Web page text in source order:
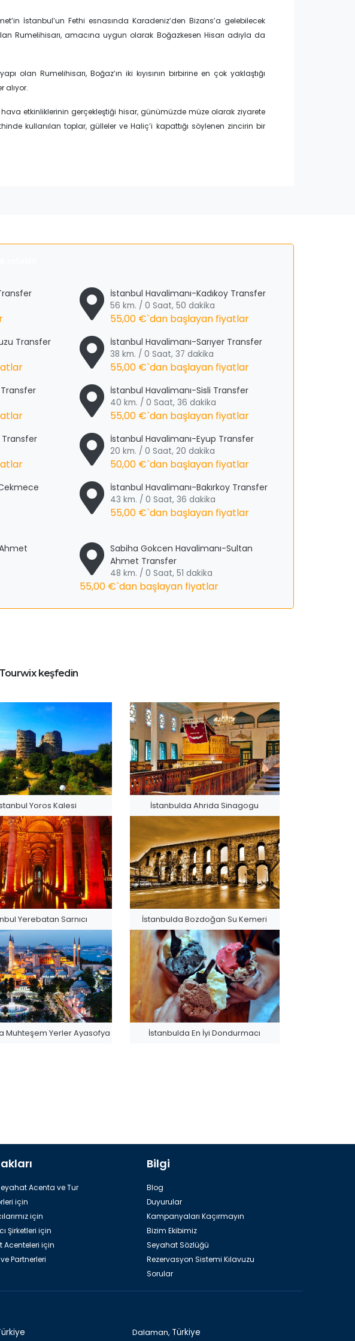
İstanbul’un Fethi esnasında Karadeniz’den Bizans’a gelebilecek
Rumelihisarı, amacına uygun olarak Boğazkesen Hisarı adıyla da
olan Rumelihisarı, Boğaz’ın iki kıyısının birbirine en çok yaklaştığı
alıyor.
etkinliklerinin gerçekleştiği hisar, günümüzde müze olarak ziyarete
kullanılan toplar, gülleler ve Haliç’i kapattığı söylenen zincirin bir
İstanbul Havalimanı-Kadıkoy Transfer
56 km. / 0 Saat, 50 dakika
55,00 €`dan başlayan fiyatlar
Transfer İstanbul Havalimanı-Sarıyer Transfer
38 km. / 0 Saat, 37 dakika
55,00 €`dan başlayan fiyatlar
İstanbul Havalimanı-Sisli Transfer
40 km. / 0 Saat, 36 dakika
55,00 €`dan başlayan fiyatlar
Transfer İstanbul Havalimanı-Eyup Transfer
20 km. / 0 Saat, 20 dakika
50,00 €`dan başlayan fiyatlar
İstanbul Havalimanı-Bakırkoy Transfer
43 km. / 0 Saat, 36 dakika
55,00 €`dan başlayan fiyatlar
Sabiha Gokcen Havalimanı-Sultan
Ahmet Transfer
48 km. / 0 Saat, 51 dakika
55,00 €`dan başlayan fiyatlar
Tourwix keşfedin
Yoros Kalesi İstanbulda Ahrida Sinagogu
Yerebatan Sarnıcı İstanbulda Bozdoğan Su Kemeri
Muhteşem Yerler Ayasofya İstanbulda En İyi Dondurmacı
Acenta ve Tur
için
için
Şirketleri için
Acenteleri için
Partnerleri
Bilgi
Blog
Duyurular
Kampanyaları Kaçırmayın
Bizim Ekibimiz
Seyahat Sözlüğü
Rezervasyon Sistemi Kılavuzu
Sorular
Dalaman, Türkiye